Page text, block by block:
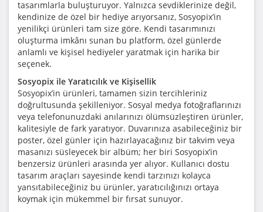
tasarımlarla buluşturuyor. Yalnızca sevdiklerinize değil,
kendinize de özel bir hediye arıyorsanız, Sosyopix’in
yenilikçi ürünleri tam size göre. Kendi tasarımınızı
oluşturma imkânı sunan bu platform, özel günlerde
anlamlı ve kişisel hediyeler yaratmak için harika bir
seçenek.
Sosyopix ile Yaratıcılık ve Kişisellik
Sosyopix’in ürünleri, tamamen sizin tercihleriniz
doğrultusunda şekilleniyor. Sosyal medya fotoğraflarınızı
veya telefonunuzdaki anılarınızı ölümsüzleştiren ürünler,
kalitesiyle de fark yaratıyor. Duvarınıza asabileceğiniz bir
poster, özel günler için hazırlayacağınız bir takvim veya
masanızı süsleyecek bir albüm; her biri Sosyopix’in
benzersiz ürünleri arasında yer alıyor. Kullanıcı dostu
tasarım araçları sayesinde kendi tarzınızı kolayca
yansıtabileceğiniz bu ürünler, yaratıcılığınızı ortaya
koymak için mükemmel bir fırsat sunuyor.